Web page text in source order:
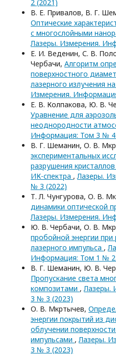
2 (2021)
В. Е. Привалов, В. Г.
Оптические
с многослойными
Лазеры. Измерения.
Е. И. Веденин, С. В.
Чербачи, Алгоритм
поверхностного
лазерного излучения
Измерения.
Е. В. Колпакова, Ю. В.
Уравнение для
неоднородности
Информация: Том 3 № 4
В. Г. Шеманин, О. В.
экспериментальных
разрушения
ИК-спектра ,Лазеры.
№ 3 (2022)
Т. Л. Чунгурова, О. В.
динамики оптической
Лазеры. Измерения.
Ю. В. Чербачи, О. В.
пробойной энергии
лазерного импульса ,
Информация: Том 1 № 2
В. Г. Шеманин, Ю. В.
Пропускание света
композитами ,Лазеры.
3 № 3 (2023)
О. В. Мкртычев,
энергии покрытий из
облучении
импульсами ,Лазеры.
3 № 3 (2023)